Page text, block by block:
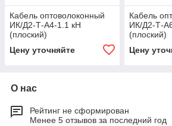
Кабель оптоволоконный
ИК/Д2-Т-А4-1.1 кН
(плоский)
Цену уточняйте
Кабель
ИК/Д2-Т-
(плоский)
Цену
О нас
Рейтинг не сформирован
Менее 5 отзывов за последний год